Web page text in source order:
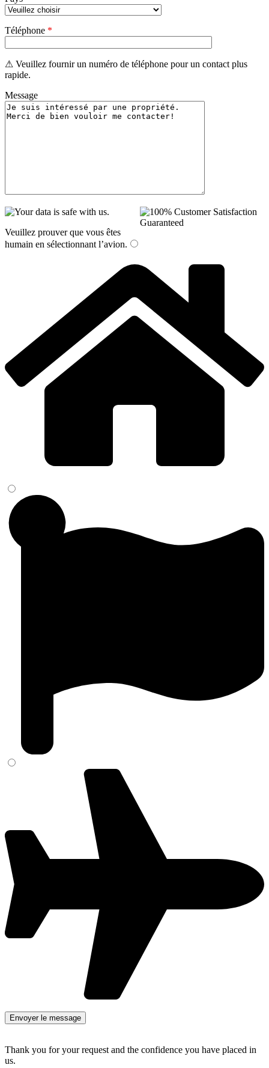
Téléphone *
⚠ Veuillez fournir un numéro de téléphone pour un contact plus
rapide.
Message
Veuillez prouver que vous êtes
humain en sélectionnant l’avion.
Thank you for your request and the confidence you have placed in
us.